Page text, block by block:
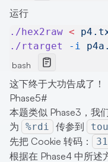
运行
./hex2raw <
./rtarget
-i
bash
这下终于大功告成了！
Phase5#
本题类似 Phase3，我
为
%rdi 传参到
先把 Cookie 转码：
根据在 Phase4 中所述